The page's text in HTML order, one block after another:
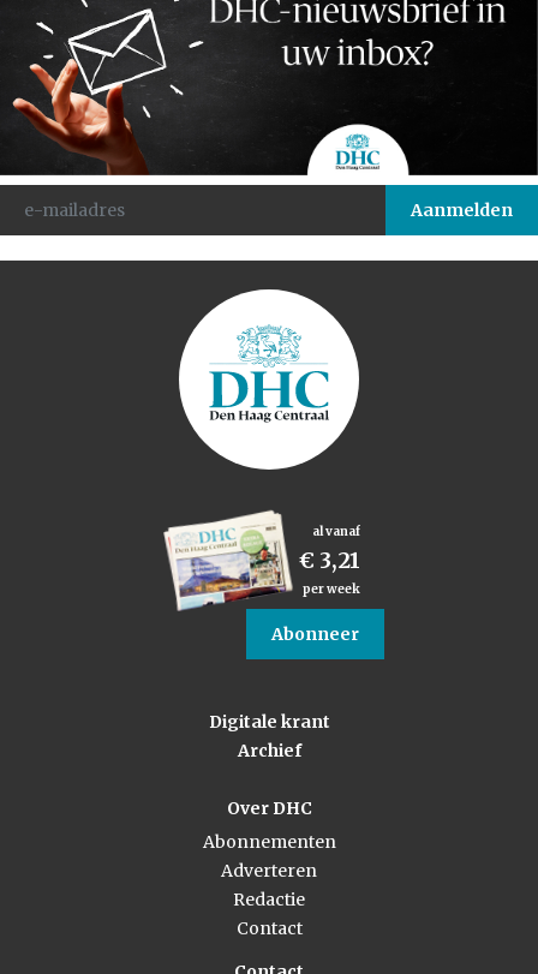
al vanaf
€ 3,21
per week
Abonneer
Digitale krant
Archief
Over DHC
Abonnementen
Adverteren
Redactie
Contact